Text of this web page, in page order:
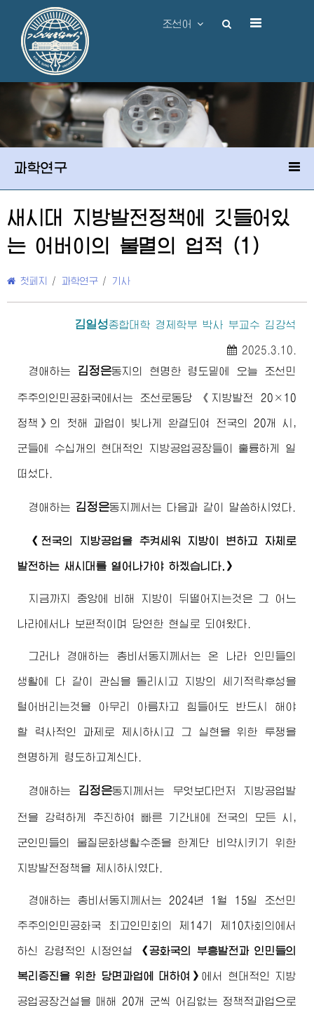
조선어
과학연구
새시대 지방발전정책에 깃들어있
는 어버이 의 불멸의 업적 (1)
첫페지 / 과학연구 / 기사
김일성종합대학 경제학부 박사 부교수 김강석
2025.3.10.
경애하는
김정은동지 의 현명한 령도밑에 오늘 조선민
주주의인민공화국에서는 조선로동당 《지방발전 20×10
정책》의 첫해 과업이 빛나게 완결되여 전국의 20개 시,
군들에 수십개의 현대적인 지방공업공장들이 훌륭하게 일
떠섰다.
경애하는 김정은동지께서 는 다음과 같이 말씀하시였다.
《전국의 지방공업을 추켜세워 지방이 변하고 자체로
발전하는 새시대를 열어나가야 하겠습니다.》
지금까지 중앙에 비해 지방이 뒤떨어지는것은 그 어느
나라에서나 보편적이며 당연한 현실로 되여왔다.
그러나 경애하는 총비서동지께서 는 온 나라 인민들의
생활에 다 같이 관심을 돌리시고 지방의 세기적락후성을
털어버리는것을 아무리 아름차고 힘들어도 반드시 해야
할 력사적인 과제로 제시하시고 그 실현을 위한 투쟁을
현명하게 령도하고계신다.
경애하는 김정은동지께서는 무엇보다먼저 지방공업발
전을 강력하게 추진하여 빠른 기간내에 전국의 모든 시,
군인민들의 물질문화생활수준을 한계단 비약시키기 위한
지방발전정책을 제시하시였다.
경애하는 총비서동지께서 는 2024년 1월 15일 조선민
주주의인민공화국 최고인민회의 제14기 제10차회의에서
하신 강령적인 시정연설 《공화국의 부흥발전과 인민들의
복리증진을 위한 당면과업에 대하여》에서 현대적인 지방
공업공장건설을 매해 20개 군씩 어김없는 정책적과업으로